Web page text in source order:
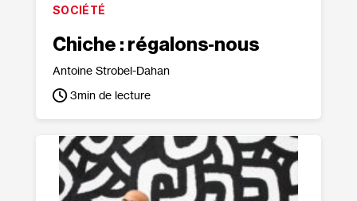
SOCIÉTÉ
Chiche : régalons‐nous
Antoine Strobel-Dahan
3min de lecture